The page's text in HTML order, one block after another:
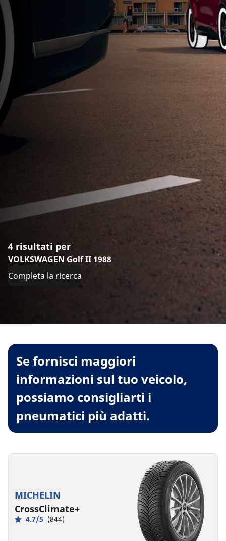
4 risultati per
VOLKSWAGEN Golf II 1988
Completa la ricerca
Se fornisci maggiori
informazioni sul tuo veicolo,
possiamo consigliarti i
pneumatici più adatti.
MICHELIN
CrossClimate+
4.7/5 (844)